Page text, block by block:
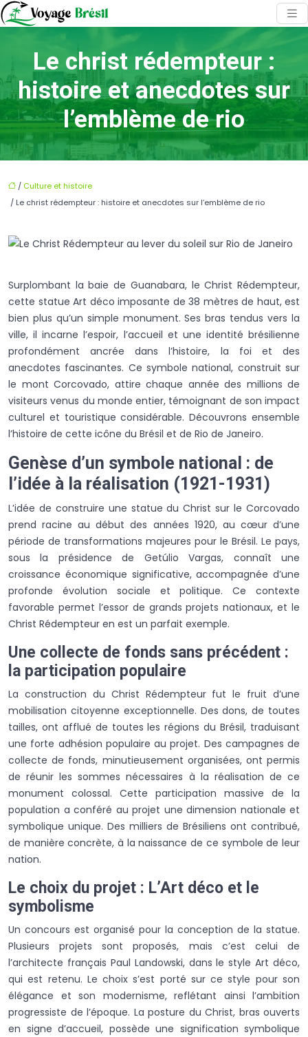
Le christ rédempteur :
histoire et anecdotes sur
l’emblème de rio
/ Culture et histoire
/ Le christ rédempteur : histoire et anecdotes sur l’emblème de rio
Surplombant la baie de Guanabara, le Christ Rédempteur,
cette statue Art déco imposante de 38 mètres de haut, est
bien plus qu’un simple monument. Ses bras tendus vers la
ville, il incarne l’espoir, l’accueil et une identité brésilienne
profondément ancrée dans l’histoire, la foi et des
anecdotes fascinantes. Ce symbole national, construit sur
le mont Corcovado, attire chaque année des millions de
visiteurs venus du monde entier, témoignant de son impact
culturel et touristique considérable. Découvrons ensemble
l’histoire de cette icône du Brésil et de Rio de Janeiro.
Genèse d’un symbole national : de
l’idée à la réalisation (1921-1931)
L’idée de construire une statue du Christ sur le Corcovado
prend racine au début des années 1920, au cœur d’une
période de transformations majeures pour le Brésil. Le pays,
sous la présidence de Getúlio Vargas, connaît une
croissance économique significative, accompagnée d’une
profonde évolution sociale et politique. Ce contexte
favorable permet l’essor de grands projets nationaux, et le
Christ Rédempteur en est un parfait exemple.
Une collecte de fonds sans précédent :
la participation populaire
La construction du Christ Rédempteur fut le fruit d’une
mobilisation citoyenne exceptionnelle. Des dons, de toutes
tailles, ont afflué de toutes les régions du Brésil, traduisant
une forte adhésion populaire au projet. Des campagnes de
collecte de fonds, minutieusement organisées, ont permis
de réunir les sommes nécessaires à la réalisation de ce
monument colossal. Cette participation massive de la
population a conféré au projet une dimension nationale et
symbolique unique. Des milliers de Brésiliens ont contribué,
de manière concrète, à la naissance de ce symbole de leur
nation.
Le choix du projet : L’Art déco et le
symbolisme
Un concours est organisé pour la conception de la statue.
Plusieurs projets sont proposés, mais c’est celui de
l’architecte français Paul Landowski, dans le style Art déco,
qui est retenu. Le choix s’est porté sur ce style pour son
élégance et son modernisme, reflétant ainsi l’ambition
progressiste de l’époque. La posture du Christ, bras ouverts
en signe d’accueil, possède une signification symbolique